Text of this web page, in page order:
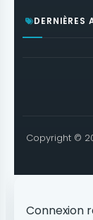
DERNIÈRES
Copyright ©
Connexion